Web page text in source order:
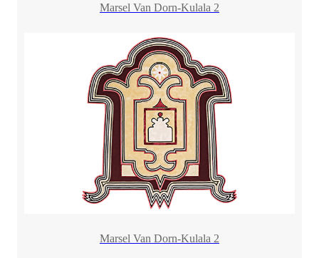
Marsel Van Dorn-Kulala 2
Marsel Van Dorn-Kulala 2